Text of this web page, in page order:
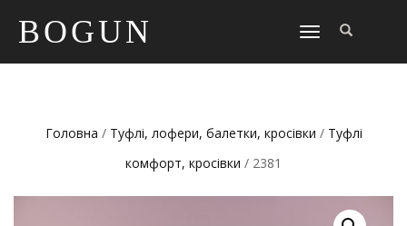
BOGUN
TOGGLE
Головна / Туфлі, лофери, балетки, кросівки / Туфлі
комфорт, кросівки / 2381